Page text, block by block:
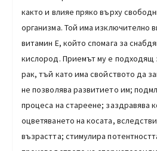
както и влияе пряко върху
организма. Той има изключително
витамин Е, който спомага за
кислород. Приемът му е подходящ
рак, тъй като има свойството да
не позволява развитието им;
процеса на стареене; заздравява
оцветяването на косата,
възрастта; стимулира